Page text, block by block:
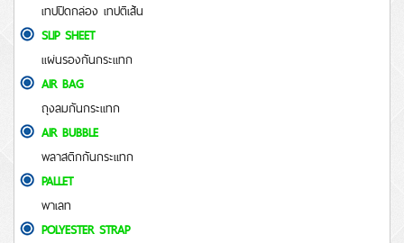
เทปปิดกล่อง เทปตีเส้น
SLIP SHEET
แผ่นรองกันกระแทก
AIR BAG
ถุงลมกันกระแทก
AIR BUBBLE
พลาสติกกันกระแทก
PALLET
พาเลท
POLYESTER STRAP